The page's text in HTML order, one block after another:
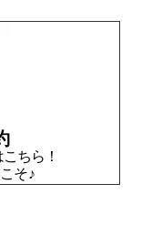
ちら！
そ♪